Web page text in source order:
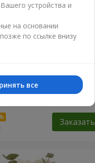
Rose"
Заказать
устройства и
на основании
по ссылке внизу
все